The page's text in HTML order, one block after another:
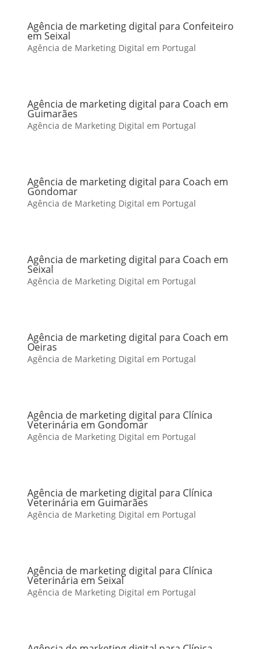
Agência de marketing digital para Confeiteiro
em Seixal
Agência de Marketing Digital em Portugal
Agência de marketing digital para Coach em
Guimarães
Agência de Marketing Digital em Portugal
Agência de marketing digital para Coach em
Gondomar
Agência de Marketing Digital em Portugal
Agência de marketing digital para Coach em
Seixal
Agência de Marketing Digital em Portugal
Agência de marketing digital para Coach em
Oeiras
Agência de Marketing Digital em Portugal
Agência de marketing digital para Clínica
Veterinária em Gondomar
Agência de Marketing Digital em Portugal
Agência de marketing digital para Clínica
Veterinária em Guimarães
Agência de Marketing Digital em Portugal
Agência de marketing digital para Clínica
Veterinária em Seixal
Agência de Marketing Digital em Portugal